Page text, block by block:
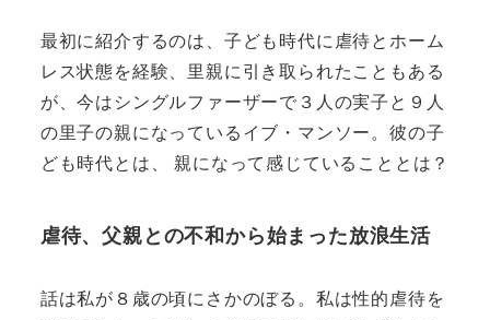
最初に紹介するのは、子ども時代に虐待とホーム
レス状態を経験、里親に引き取られたこともある
が、今はシングルファーザーで３人の実子と９人
の里子の親になっているイブ・マンソー。彼の子
ども時代とは、 親になって感じていることとは？
虐待、父親との不和から始まった放浪生活
話は私が８歳の頃にさかのぼる。私は性的虐待を